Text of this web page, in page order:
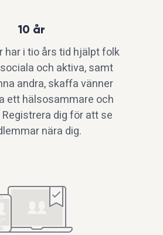
10 år
har i tio års tid hjälpt folk
och aktiva, samt
andra, skaffa vänner
ett hälsosammare och
Registrera dig för att se
nära dig.